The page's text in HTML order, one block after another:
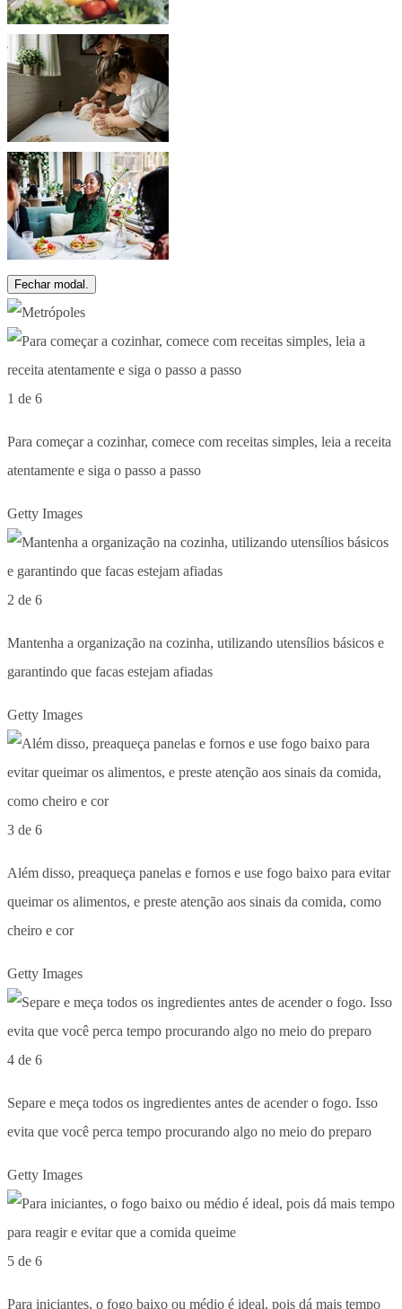
Fechar modal.
1 de 6
Para começar a cozinhar, comece com receitas simples, leia a receita
atentamente e siga o passo a passo
Getty Images
2 de 6
Mantenha a organização na cozinha, utilizando utensílios básicos e
garantindo que facas estejam afiadas
Getty Images
3 de 6
Além disso, preaqueça panelas e fornos e use fogo baixo para evitar
queimar os alimentos, e preste atenção aos sinais da comida, como
cheiro e cor
Getty Images
4 de 6
Separe e meça todos os ingredientes antes de acender o fogo. Isso
evita que você perca tempo procurando algo no meio do preparo
Getty Images
5 de 6
Para iniciantes, o fogo baixo ou médio é ideal, pois dá mais tempo